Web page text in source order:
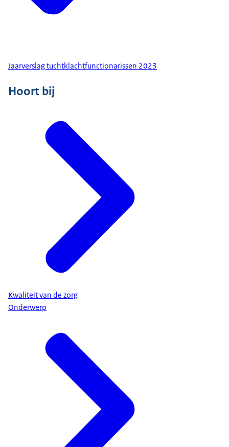
Jaarverslag tuchtklachtfunctionarissen 2023
Hoort bij
Kwaliteit van de zorg
Onderwerp